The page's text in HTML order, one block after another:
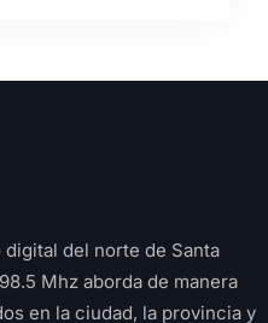
del norte de Santa
Mhz aborda de manera
en la ciudad, la provincia y